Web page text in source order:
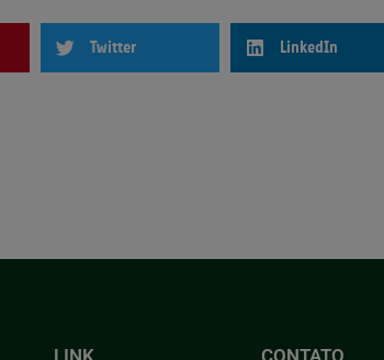
Twitter LinkedIn
LINK CONTATO